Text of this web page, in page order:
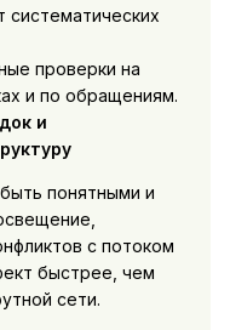
систематических
проверки на
и по обращениям.
и
понятными и
с потоком
быстрее, чем
сети.